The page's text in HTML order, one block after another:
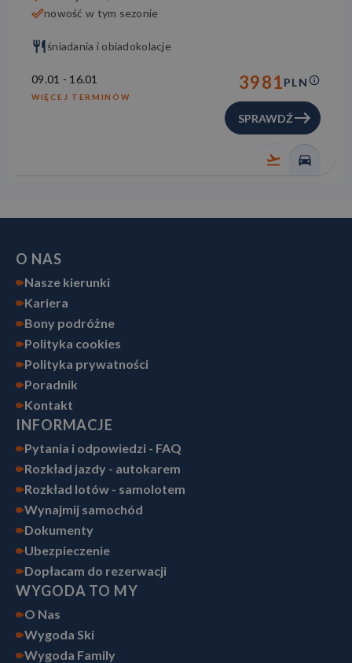
nowość w tym sezonie
śniadania i obiadokolacje
09.01 - 16.01
WIĘCEJ TERMINÓW
3981PLN
SPRAWDŹ
O NAS
Nasze kierunki
Kariera
Bony podróżne
Polityka cookies
Polityka prywatności
Poradnik
Kontakt
INFORMACJE
Pytania i odpowiedzi - FAQ
Rozkład jazdy - autokarem
Rozkład lotów - samolotem
Wynajmij samochód
Dokumenty
Ubezpieczenie
Dopłacam do rezerwacji
WYGODA TO MY
O Nas
Wygoda Ski
Wygoda Family